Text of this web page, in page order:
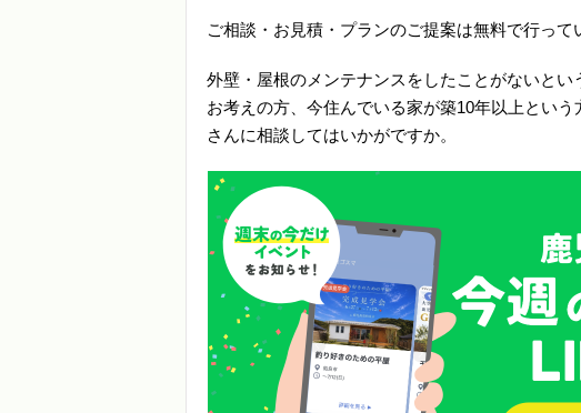
ご相談・お見積・プランのご提案は無料で行って
外壁・屋根のメンテナンスをしたことがないと
お考えの方、今住んでいる家が築10年以上とい
さんに相談してはいかがですか。